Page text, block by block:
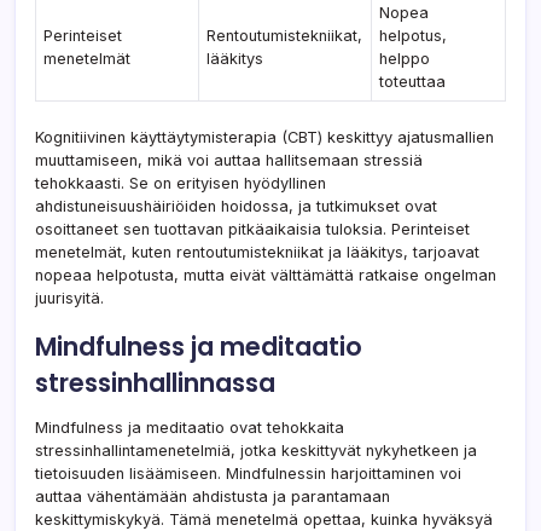
Perinteiset
menetelmät
Rentoutumistekniikat,
lääkitys
Nopea
helpotus,
helppo
toteuttaa
Kognitiivinen käyttäytymisterapia (CBT) keskittyy ajatusmallien
muuttamiseen, mikä voi auttaa hallitsemaan stressiä
tehokkaasti. Se on erityisen hyödyllinen
ahdistuneisuushäiriöiden hoidossa, ja tutkimukset ovat
osoittaneet sen tuottavan pitkäaikaisia tuloksia. Perinteiset
menetelmät, kuten rentoutumistekniikat ja lääkitys, tarjoavat
nopeaa helpotusta, mutta eivät välttämättä ratkaise ongelman
juurisyitä.
Mindfulness ja meditaatio
stressinhallinnassa
Mindfulness ja meditaatio ovat tehokkaita
stressinhallintamenetelmiä, jotka keskittyvät nykyhetkeen ja
tietoisuuden lisäämiseen. Mindfulnessin harjoittaminen voi
auttaa vähentämään ahdistusta ja parantamaan
keskittymiskykyä. Tämä menetelmä opettaa, kuinka hyväksyä